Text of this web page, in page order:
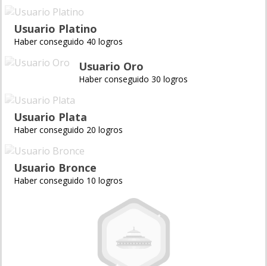
Usuario Platino
Haber conseguido 40 logros
Usuario Oro
Haber conseguido 30 logros
Usuario Plata
Haber conseguido 20 logros
Usuario Bronce
Haber conseguido 10 logros